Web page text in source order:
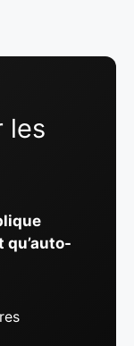
les
qu’auto-